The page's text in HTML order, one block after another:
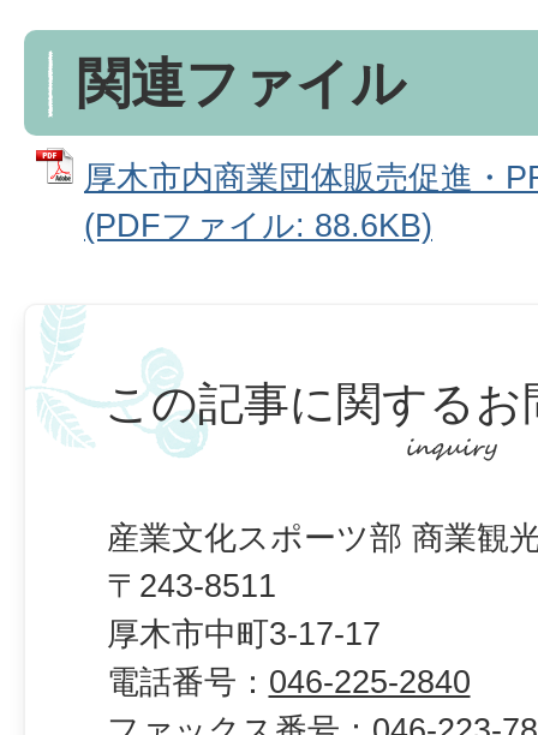
関連ファイル
厚木市内商業団体販売促進・
(PDFファイル: 88.6KB)
この記事に関するお
産業文化スポーツ部 商業観
〒243-8511
厚木市中町3-17-17
電話番号： 046-225-2840